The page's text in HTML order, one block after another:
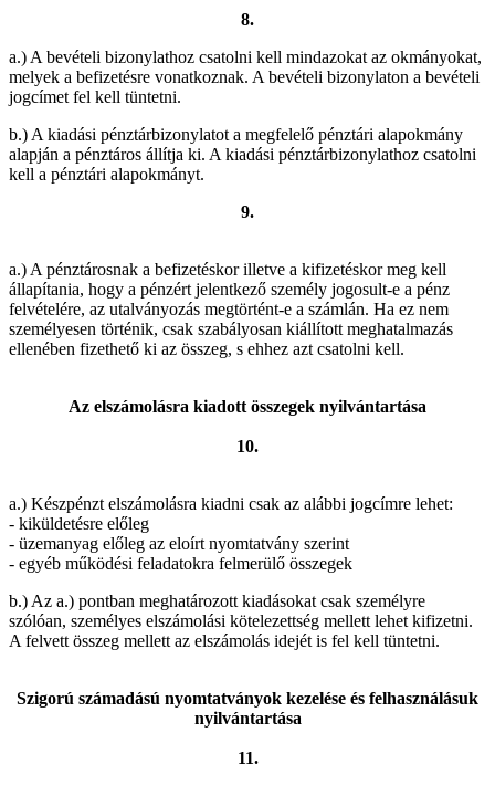
8.
a.) A bevételi bizonylathoz csatolni kell mindazokat az okmányokat,
melyek a befizetésre vonatkoznak. A bevételi bizonylaton a bevételi
jogcímet fel kell tüntetni.
b.) A kiadási pénztárbizonylatot a megfelelő pénztári alapokmány
alapján a pénztáros állítja ki. A kiadási pénztárbizonylathoz csatolni
kell a pénztári alapokmányt.
9.
a.) A pénztárosnak a befizetéskor illetve a kifizetéskor meg kell
állapítania, hogy a pénzért jelentkező személy jogosult-e a pénz
felvételére, az utalványozás megtörtént-e a számlán. Ha ez nem
személyesen történik, csak szabályosan kiállított meghatalmazás
ellenében fizethető ki az összeg, s ehhez azt csatolni kell.
Az elszámolásra kiadott összegek nyilvántartása
10.
a.) Készpénzt elszámolásra kiadni csak az alábbi jogcímre lehet:
- kiküldetésre előleg
- üzemanyag előleg az eloírt nyomtatvány szerint
- egyéb működési feladatokra felmerülő összegek
b.) Az a.) pontban meghatározott kiadásokat csak személyre
szólóan, személyes elszámolási kötelezettség mellett lehet kifizetni.
A felvett összeg mellett az elszámolás idejét is fel kell tüntetni.
Szigorú számadású nyomtatványok kezelése és felhasználásuk
nyilvántartása
11.